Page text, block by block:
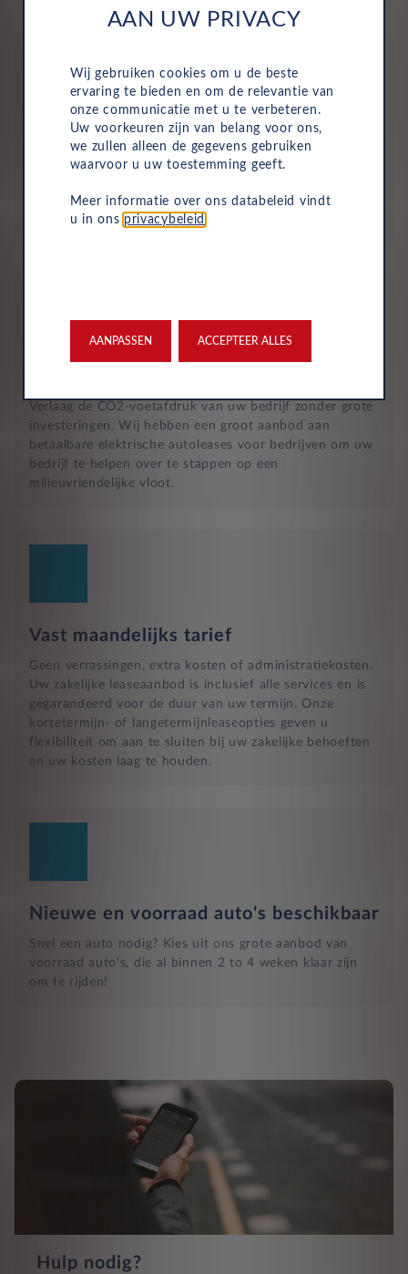
Geen investering of aanbetaling nodig
Bij zakelijke lease is de leasemaatschappij eigenaar van
loopt uw bedrijf geen waarderisico en krijgt u niet te
maken met onverwachte rekeningen.
Verlaag de CO2-voetafdruk van uw bedrijf zonder grote
investeringen. Wij hebben een groot aanbod aan
betaalbare elektrische autoleases voor bedrijven om uw
bedrijf te helpen over te stappen op een
milieuvriendelijke vloot.
Vast maandelijks tarief
Geen verrassingen, extra kosten of administratiekosten.
Uw zakelijke leaseaanbod is inclusief alle services en is
gegarandeerd voor de duur van uw termijn. Onze
kortetermijn- of langetermijnleaseopties geven u
flexibiliteit om aan te sluiten bij uw zakelijke behoeften
en uw kosten laag te houden.
Nieuwe en voorraad auto's beschikbaar
Snel een auto nodig? Kies uit ons grote aanbod van
voorraad auto's, die al binnen 2 to 4 weken klaar zijn
om te rijden!
Hulp nodig?
AAN UW PRIVACY
Wij gebruiken cookies om u de beste
ervaring te bieden en om de relevantie van
onze communicatie met u te verbeteren.
Uw voorkeuren zijn van belang voor ons,
we zullen alleen de gegevens gebruiken
waarvoor u uw toestemming geeft.
Meer informatie over ons databeleid vindt
u in ons privacybeleid
AANPASSEN ACCEPTEER ALLES